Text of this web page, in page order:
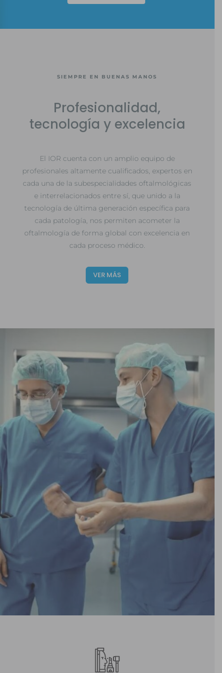
SIEMPRE EN BUENAS MANOS
Profesionalidad,
tecnología y excelencia
El IOR cuenta con un amplio equipo de
profesionales altamente cualificados, expertos en
cada una de la subespecialidades oftalmológicas
e interrelacionados entre sí, que unido a la
tecnología de última generación específica para
cada patología, nos permiten acometer la
oftalmología de forma global con excelencia en
cada proceso médico.
VER MÁS